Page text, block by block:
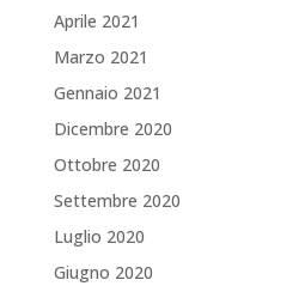
Aprile 2021
Marzo 2021
Gennaio 2021
Dicembre 2020
Ottobre 2020
Settembre 2020
Luglio 2020
Giugno 2020